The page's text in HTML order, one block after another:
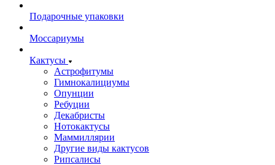
Подарочные упаковки
Моссариумы
Кактусы
Астрофитумы
Гимнокалициумы
Опунции
Ребуции
Декабристы
Нотокактусы
Маммиллярии
Другие виды кактусов
Рипсалисы